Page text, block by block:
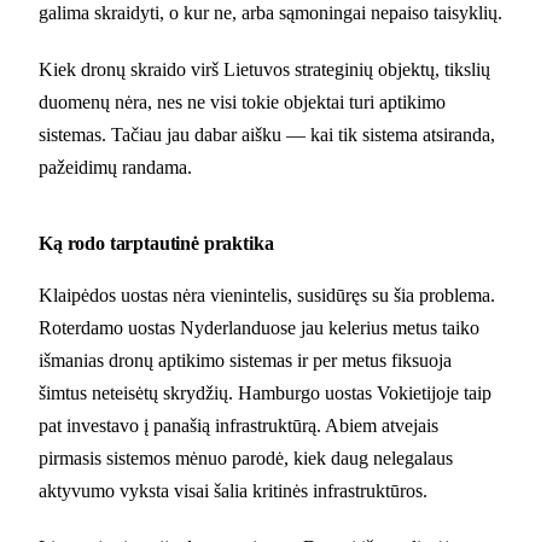
galima skraidyti, o kur ne, arba sąmoningai nepaiso taisyklių.
Kiek dronų skraido virš Lietuvos strateginių objektų, tikslių
duomenų nėra, nes ne visi tokie objektai turi aptikimo
sistemas. Tačiau jau dabar aišku — kai tik sistema atsiranda,
pažeidimų randama.
Ką rodo tarptautinė praktika
Klaipėdos uostas nėra vienintelis, susidūręs su šia problema.
Roterdamo uostas Nyderlanduose jau kelerius metus taiko
išmanias dronų aptikimo sistemas ir per metus fiksuoja
šimtus neteisėtų skrydžių. Hamburgo uostas Vokietijoje taip
pat investavo į panašią infrastruktūrą. Abiem atvejais
pirmasis sistemos mėnuo parodė, kiek daug nelegalaus
aktyvumo vyksta visai šalia kritinės infrastruktūros.